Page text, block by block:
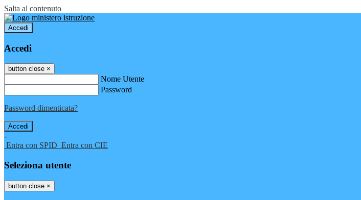
Salta al contenuto
Accedi
Accedi
button close ×
Nome Utente
Password
Password dimenticata?
-
Entra con SPID Entra con CIE
Seleziona utente
button close ×